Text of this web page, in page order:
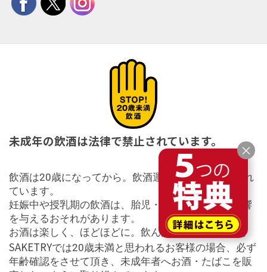
未成年の飲酒は法律で禁止されています。
飲酒は20歳になってから。飲酒運転は法律で禁止され
ています。
妊娠中や授乳期の飲酒は、胎児・乳児の発育に悪影響
を与えるおそれがあります。
お酒は楽しく、ほどほどに。飲んだ後はリサイクル。
SAKETRYでは20歳未満と思われるお客様の場合、必ず
年齢確認をさせて頂き、未成年者へお酒・たばこを販
×